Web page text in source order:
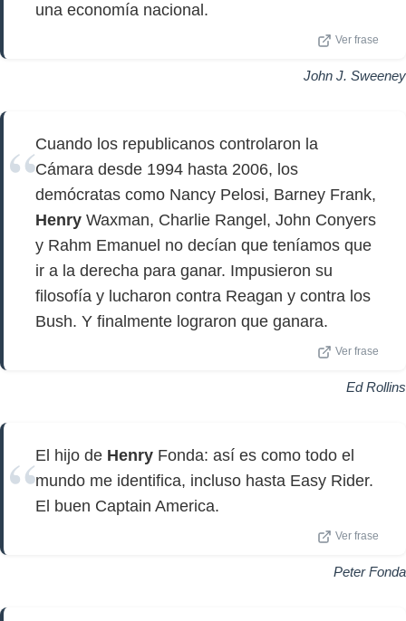
una economía nacional.
Ver frase
John J. Sweeney
Cuando los republicanos controlaron la
Cámara desde 1994 hasta 2006, los
demócratas como Nancy Pelosi, Barney Frank,
Henry Waxman, Charlie Rangel, John Conyers
y Rahm Emanuel no decían que teníamos que
ir a la derecha para ganar. Impusieron su
filosofía y lucharon contra Reagan y contra los
Bush. Y finalmente lograron que ganara.
Ver frase
Ed Rollins
El hijo de Henry Fonda: así es como todo el
mundo me identifica, incluso hasta Easy Rider.
El buen Captain America.
Ver frase
Peter Fonda